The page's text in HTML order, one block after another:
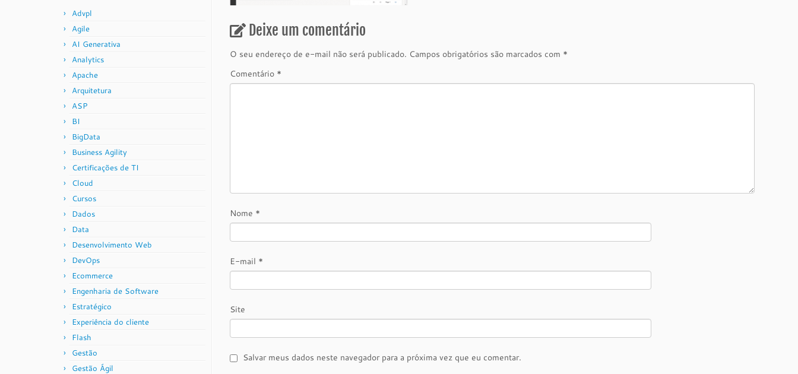
Advpl
Agile
AI Generativa
Analytics
Apache
Arquitetura
ASP
BI
BigData
Business Agility
Certificações de TI
Cloud
Cursos
Dados
Data
Desenvolvimento Web
DevOps
Ecommerce
Engenharia de Software
Estratégico
Experiência do cliente
Flash
Gestão
Gestão Ágil
Deixe um comentário
O seu endereço de e-mail não será publicado. Campos obrigatórios são marcados com *
Comentário *
Nome *
E-mail *
Site
Salvar meus dados neste navegador para a próxima vez que eu comentar.